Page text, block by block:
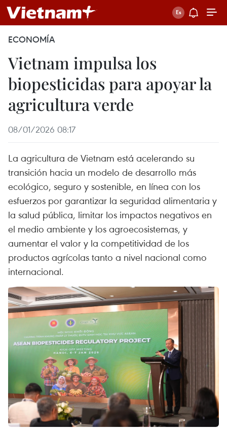
ECONOMÍA
Vietnam impulsa los
biopesticidas para apoyar la
agricultura verde
08/01/2026 08:17
La agricultura de Vietnam está acelerando su
transición hacia un modelo de desarrollo más
ecológico, seguro y sostenible, en línea con los
esfuerzos por garantizar la seguridad alimentaria y
la salud pública, limitar los impactos negativos en
el medio ambiente y los agroecosistemas, y
aumentar el valor y la competitividad de los
productos agrícolas tanto a nivel nacional como
internacional.